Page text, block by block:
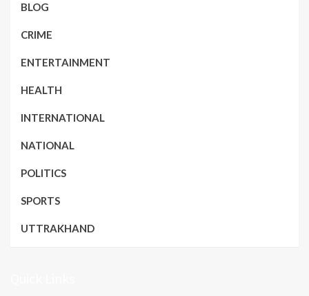
BLOG
CRIME
ENTERTAINMENT
HEALTH
INTERNATIONAL
NATIONAL
POLITICS
SPORTS
UTTRAKHAND